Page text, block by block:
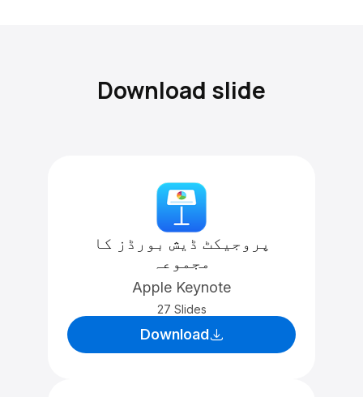
Download slide
پروجیکٹ ڈیش بورڈز کا
مجموعہ
Apple Keynote
27 Slides
Download